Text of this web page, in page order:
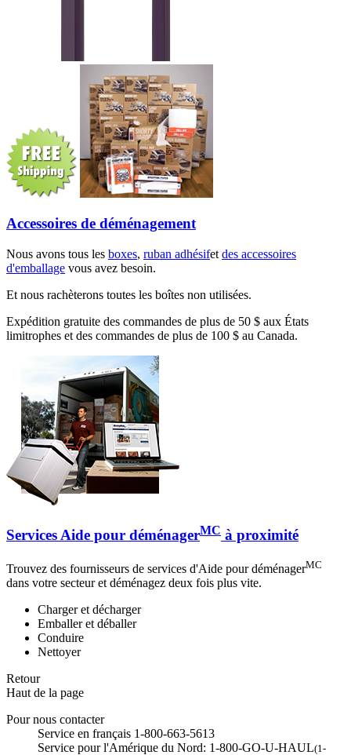
Accessoires de déménagement
Nous avons tous les boxes, ruban adhésifet des accessoires
d'emballage vous avez besoin.
Et nous rachèterons toutes les boîtes non utilisées.
Expédition gratuite des commandes de plus de 50 $ aux États
limitrophes et des commandes de plus de 100 $ au Canada.
Services Aide pour déménagerMC à proximité
Trouvez des fournisseurs de services d'Aide pour déménagerMC
dans votre secteur et déménagez deux fois plus vite.
Charger et décharger
Emballer et déballer
Conduire
Nettoyer
Retour
Haut de la page
Pour nous contacter
Service en français 1-800-663-5613
Service pour l'Amérique du Nord: 1-800-GO-U-HAUL(1-